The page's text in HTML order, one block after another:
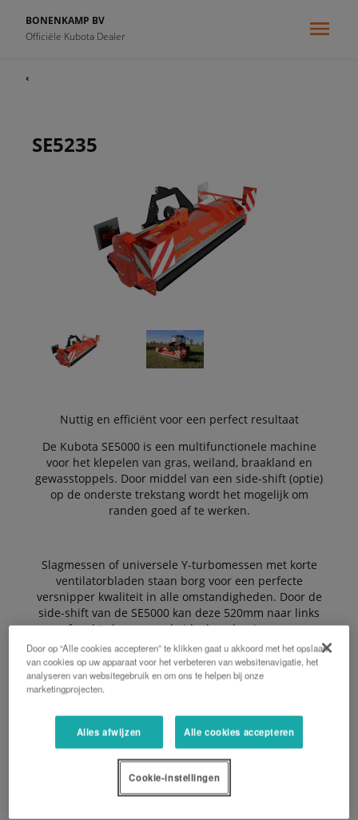
BONENKAMP BV
Officiële Kubota Dealer
‹
SE5235
Nuttig en efficiënt voor een perfect resultaat
De Kubota SE5000 is een multifunctionele machine
voor het klepelen van gras, weiland, braakland en
gewasstoppels. Door middel van een side-shift (optie)
op de onderste trekstang wordt het mogelijk om
randen goed af te werken.
Slagmessen of universele Y-turbomessen met korte
ventilatorbladen staan borg voor een perfecte
versnipper kwaliteit in alle omstandigheden. Door de
side-shift van de SE5000 kan deze 520mm naar links
of rechts bewegen, de ideale oplossing voor
Door de grote diameter van de rotor (540mm) staat
deze ook garant voor een uitmuntend schone snede
met een lager vermogensbehoefte.
Eenvoud en minimaal onderhoud maken de SE5000
een winstgevende investering.
De Voordelen:
Door op “Alle cookies accepteren” te klikken gaat u akkoord met het opslaan
van cookies op uw apparaat voor het verbeteren van websitenavigatie, het
analyseren van websitegebruik en om ons te helpen bij onze
marketingprojecten.
Alles afwijzen Alle cookies accepteren
Cookie-instellingen